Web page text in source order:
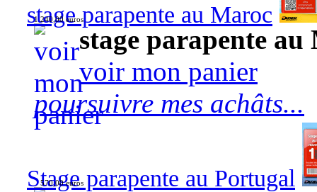
stage parapente au Maroc
1 240,00 euros
stage parapente au
voir mon panier
poursuivre mes achâts...
Stage parapente au Portugal
570,00 euros